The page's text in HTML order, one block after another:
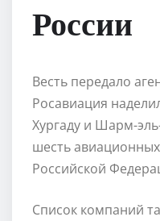
России
Весть передало
Росавиация
Хургаду и Шарм-
шесть
Российской
Список компаний